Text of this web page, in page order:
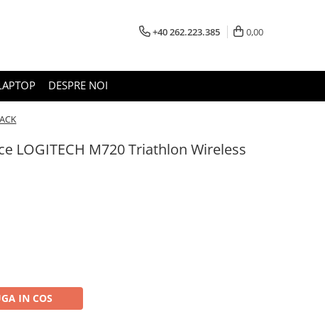
+40 262.223.385 0,00
DESPRE NOI
LOGITECH M720 Triathlon Wireless
IN COS